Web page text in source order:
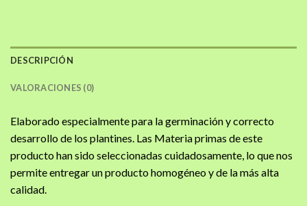
DESCRIPCIÓN
VALORACIONES (0)
Elaborado especialmente para la germinación y correcto
desarrollo de los plantines. Las Materia primas de este
producto han sido seleccionadas cuidadosamente, lo que nos
permite entregar un producto homogéneo y de la más alta
calidad.